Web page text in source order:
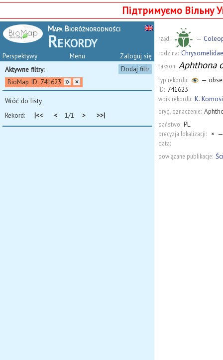
Підтримуємо Вільну
Mapa Bioróżnorodności
Rekordy
Perspektywy Zaloguj się
Menu
Aktywne filtry:
Dodaj filtr
BioMap ID: 741623
Wróć do listy
Rekord:
|<< < 1/1 > >>|
rząd: —
rodzina: Chrysomelidae
takson: Aphthona
typ rekordu:
—
ID: 741623
wpis rekordu: K.
oryg. oznaczenie:
państwo: PL
precyzja lokalizacji: ×
data:
powiązane publikacje: